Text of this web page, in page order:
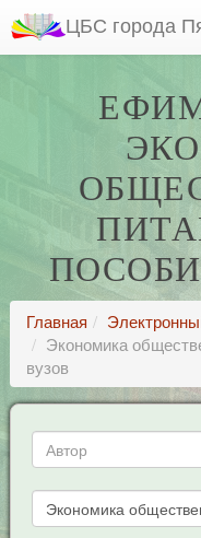
ЦБС города
Главная
Экономика
вузов